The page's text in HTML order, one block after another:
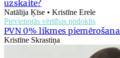
uzskaite?
Natālija Ķīse • Kristīne Erele
Pievienotās vērtības nodoklis
PVN 0% likmes
Kristīne Skrastiņa